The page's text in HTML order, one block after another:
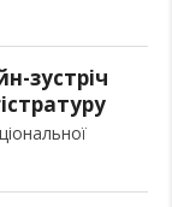
зустріч